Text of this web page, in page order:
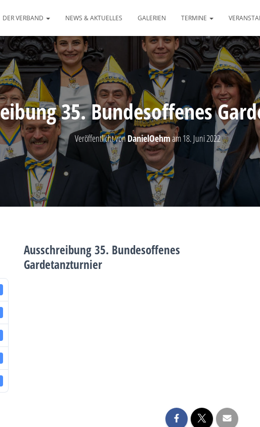
DER VERBAND NEWS & AKTUELLES GALERIEN TERMINE
35. Bundesoffenes
Veröffentlicht vonDanielOehmam18. Juni 2022
Ausschreibung 35. Bundesoffenes
Gardetanzturnier